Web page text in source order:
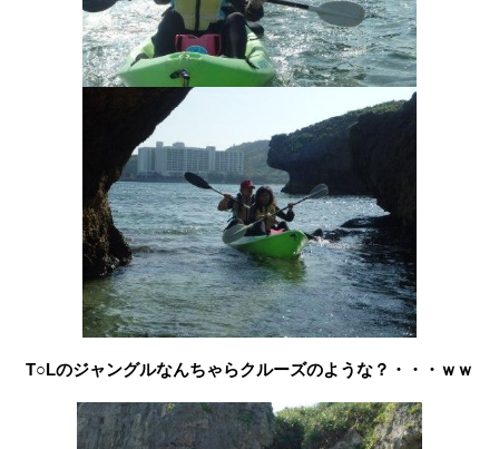
T○Lのジャングルなんちゃらクルーズのような？・・・ｗｗ